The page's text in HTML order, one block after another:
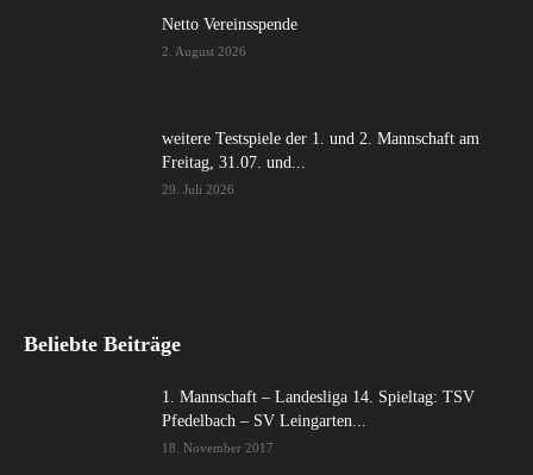
Netto Vereinsspende
2. August 2026
weitere Testspiele der 1. und 2. Mannschaft am
Freitag, 31.07. und...
29. Juli 2026
Beliebte Beiträge
1. Mannschaft – Landesliga 14. Spieltag: TSV
Pfedelbach – SV Leingarten...
18. November 2017